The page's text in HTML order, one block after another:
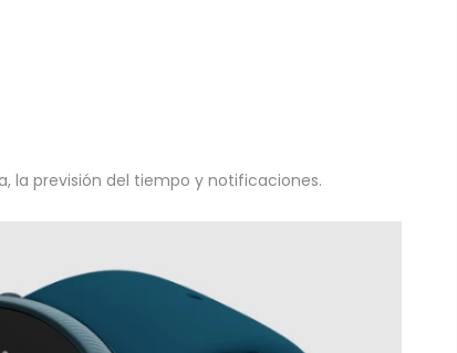
la previsión del tiempo y notificaciones.